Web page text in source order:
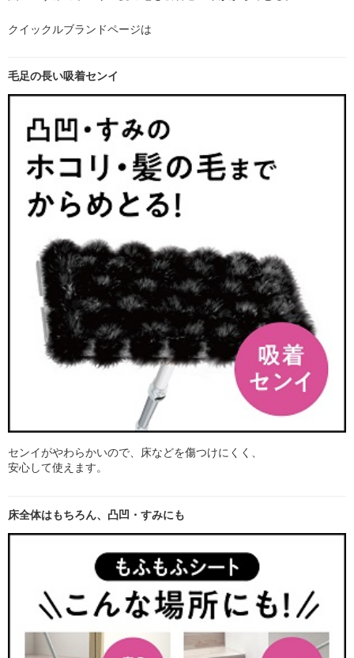
クイックルブランドページは
毛足の長い吸着センイ
センイがやわらかいので、床などを傷つけにくく、
安心して使えます。
床全体はもちろん、凸凹・すみにも